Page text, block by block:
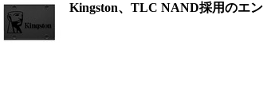
Kingston、TLC NAND採用のエン